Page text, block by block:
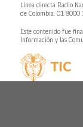
Línea directa Radio
de Colombia: 01 8000
Este contenido fue
Información y las